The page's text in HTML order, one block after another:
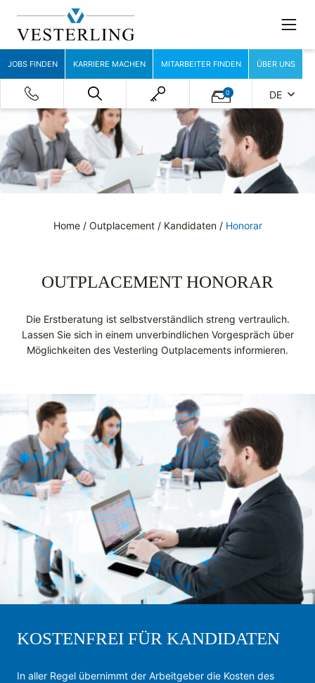
JOBS FINDEN KARRIERE MACHEN MITARBEITER FINDEN ÜBER UNS
0 DE
Home/ Outplacement/ Kandidaten/ Honorar
OUTPLACEMENT HONORAR
Die Erstberatung ist selbstverständlich streng vertraulich.
Lassen Sie sich in einem unverbindlichen Vorgespräch über
Möglichkeiten des Vesterling Outplacements informieren.
KOSTENFREI FÜR KANDIDATEN
In aller Regel übernimmt der Arbeitgeber die Kosten des